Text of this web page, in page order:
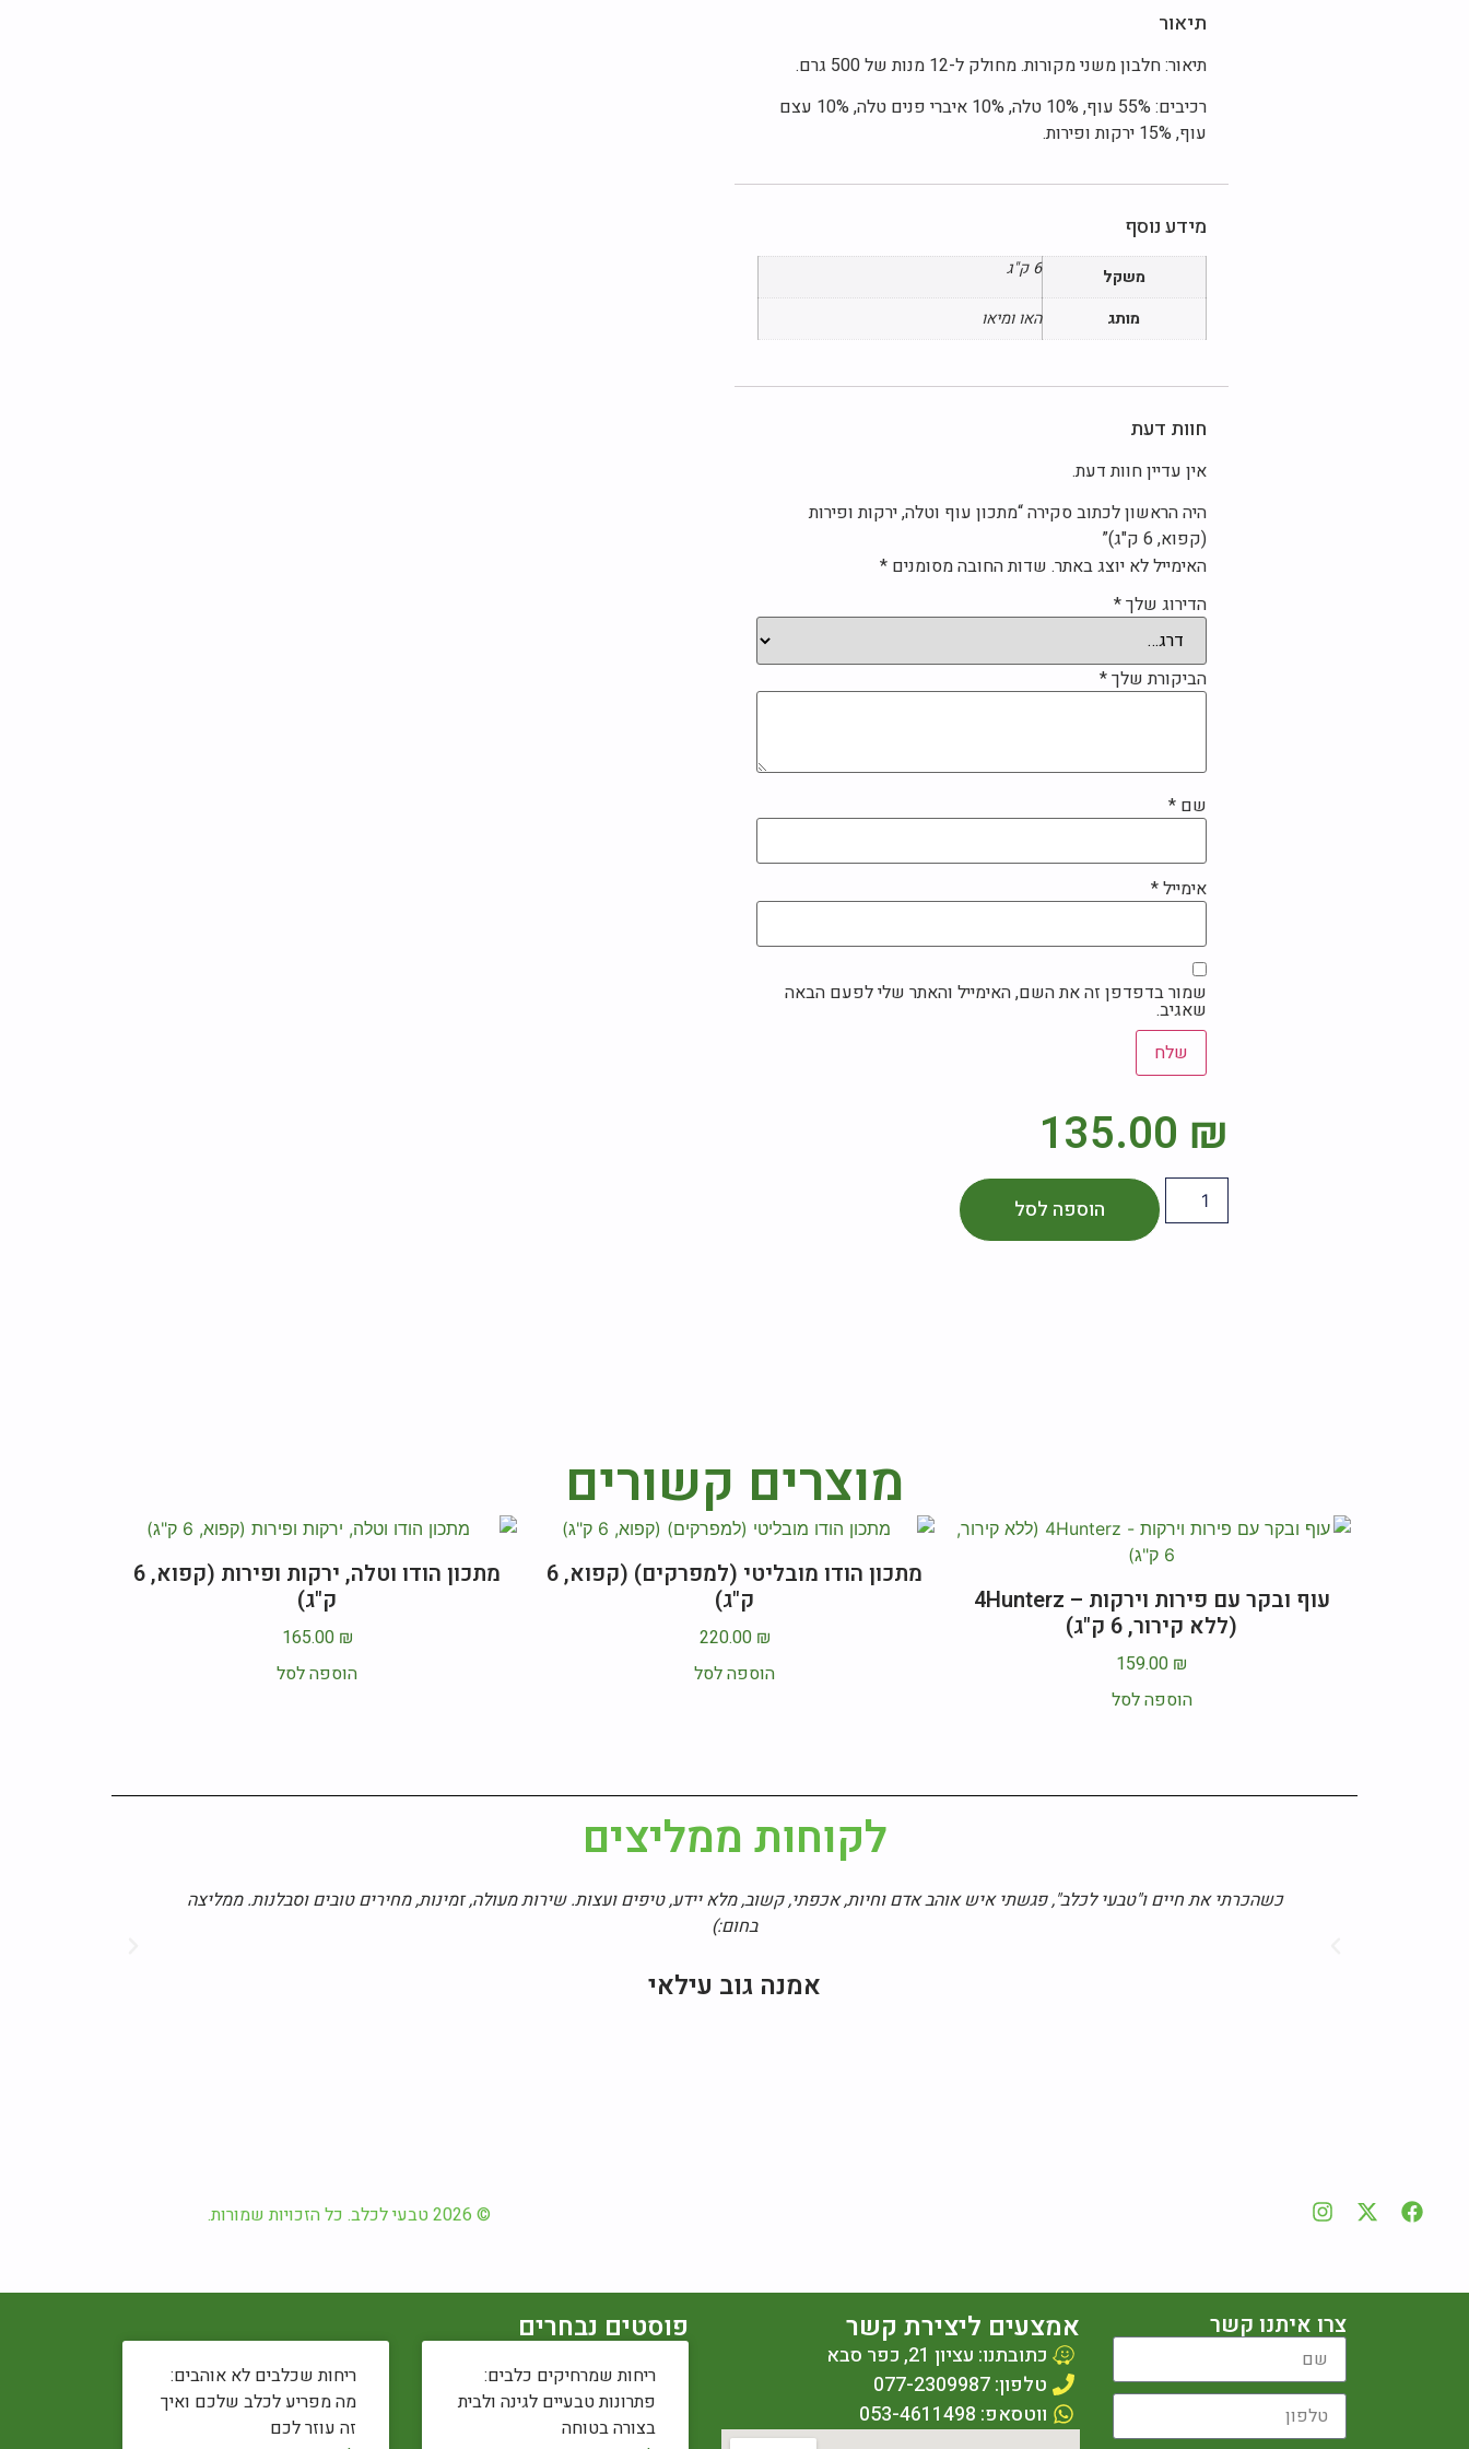
תיאור
תיאור: חלבון משני מקורות. מחולק ל-12 מנות של 500 גרם.
רכיבים: 55% עוף, 10% טלה, 10% איברי פנים טלה, 10% עצם
עוף, 15% ירקות ופירות.
מידע נוסף
משקל 6 ק"ג
מותג האו ומיאו
חוות דעת
אין עדיין חוות דעת.
היה הראשון לכתוב סקירה “מתכון עוף וטלה, ירקות ופירות
(קפוא, 6 ק"ג)”
האימייל לא יוצג באתר. שדות החובה מסומנים*
הדירוג שלך*
הביקורת שלך*
שם*
אימייל*
שמור בדפדפן זה את השם, האימייל והאתר שלי לפעם הבאה
שאגיב.
135.00 ₪
הוספה לסל
מוצרים קשורים
עוף ובקר עם פירות וירקות – 4Hunterz
(ללא קירור, 6 ק"ג)
159.00 ₪
הוספה לסל
מתכון הודו מובליטי (למפרקים) (קפוא, 6
ק"ג)
220.00 ₪
הוספה לסל
מתכון הודו וטלה, ירקות ופירות (קפוא, 6
ק"ג)
165.00 ₪
הוספה לסל
לקוחות ממליצים
כשהכרתי את חיים ו"טבעי לכלב", פגשתי איש אוהב אדם וחיות, אכפתי, קשוב, מלא יידע, טיפים ועצות. שירות מעולה, זמינות, מחירים טובים וסבלנות. ממליצה
בחום:)
אמנה גוב עילאי
© 2026 טבעי לכלב. כל הזכויות שמורות.
צרו איתנו קשר אמצעים ליצירת קשר
כתובתנו: עציון 21, כפר סבא
טלפון: 077-2309987
ווטסאפ: 053-4611498
פוסטים נבחרים
ריחות שמרחיקים כלבים:
פתרונות טבעיים לגינה ולבית
בצורה בטוחה
ריחות שכלבים לא אוהבים:
מה מפריע לכלב שלכם ואיך
זה עוזר לכם